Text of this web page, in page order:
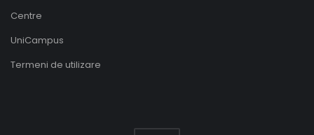
Centre
UniCampus
Termeni de utilizare